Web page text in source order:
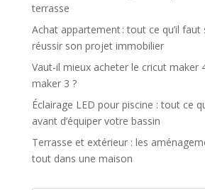
terrasse
Achat appartement : tout ce qu’il
réussir son projet immobilier
Vaut-il mieux acheter le cricut maker
maker 3 ?
Éclairage LED pour piscine : tout ce
avant d’équiper votre bassin
Terrasse et extérieur : les
tout dans une maison